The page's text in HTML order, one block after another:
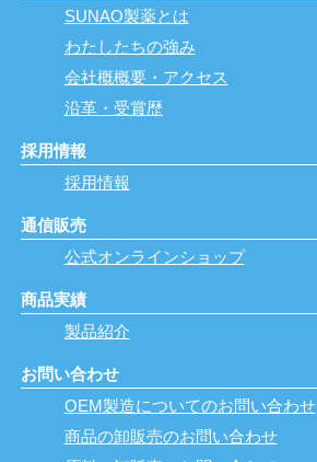
SUNAO製薬とは
わたしたちの強み
会社概概要・アクセス
沿革・受賞歴
採用情報
採用情報
通信販売
公式オンラインショップ
商品実績
製品紹介
お問い合わせ
OEM製造についてのお問い合わせ
商品の卸販売のお問い合わせ